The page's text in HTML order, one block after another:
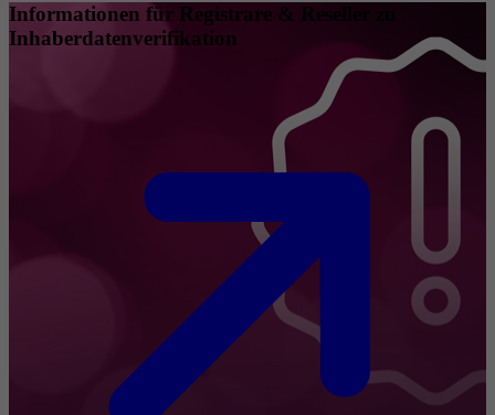
Informationen für Registrare & Reseller zu
Inhaberdatenverifikation